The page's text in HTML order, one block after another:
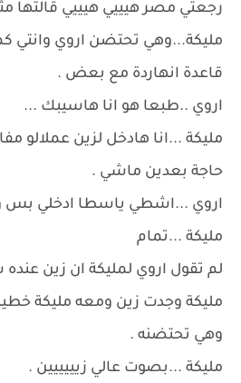
رجعتي مصر هيييي هيييي قالتها
مليكة...وهي تحتضن اروي وانتي
قاعدة انهاردة مع بعض .
اروي ..طبعا هو انا هاسيبك ...
مليكة ...انا هادخل لزين عملالو
حاجة بعدين ماشي .
اروي ...اشطي ياسطا ادخلي بس
مليكة ...تمام
لم تقول اروي لمليكة ان زين
مليكة وجدت زين ومعه مليكة
وهي تحتضنه .
مليكة ...بصوت عالي زيييييين .